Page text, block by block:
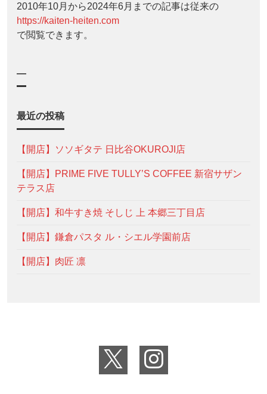
2010年10月から2024年6月までの記事は従来の
https://kaiten-heiten.com
で閲覧できます。
—
最近の投稿
【開店】ソソギタテ 日比谷OKUROJI店
【開店】PRIME FIVE TULLY’S COFFEE 新宿サザン
テラス店
【開店】和牛すき焼 そしじ 上 本郷三丁目店
【開店】鎌倉パスタ ル・シエル学園前店
【開店】肉匠 凛